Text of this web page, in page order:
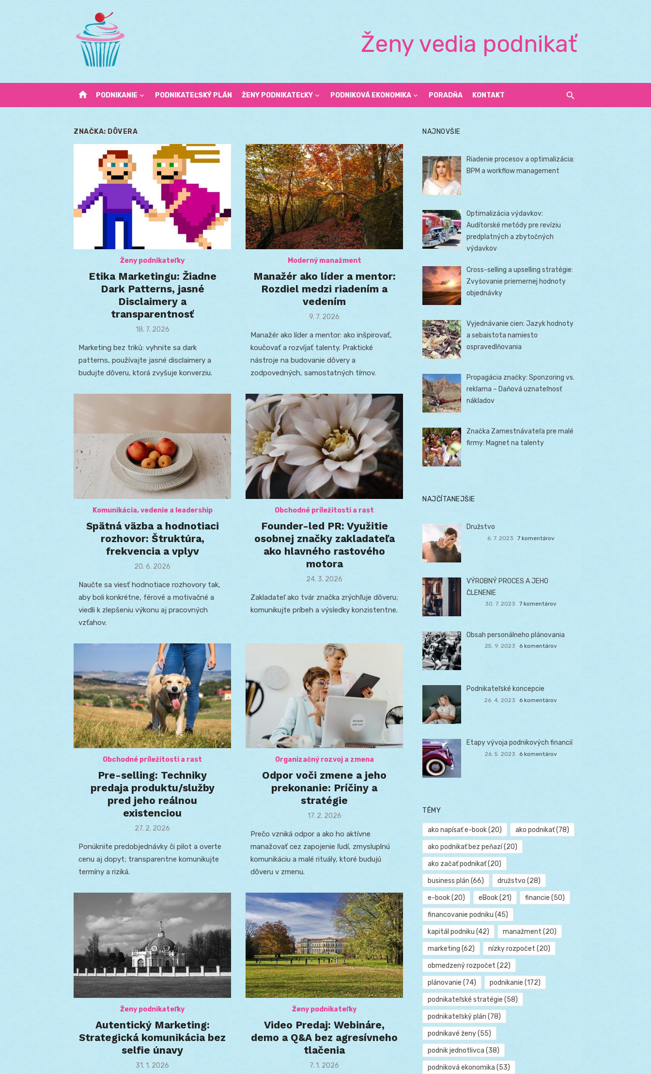
Ženy vedia podnikať
home PODNIKANIE PODNIKATEĽSKÝ PLÁN ŽENY PODNIKATEĽKY PODNIKOVÁ EKONOMIKA PORADŇA KONTAKT
ZNAČKA: DÔVERA
Ženy podnikateľky
Etika Marketingu: Žiadne
Dark Patterns, jasné
Disclaimery a
transparentnosť
Posted
18. 7. 2026
Marketing bez triků: vyhnite sa dark
patterns, používajte jasné disclaimery a
budujte dôveru, ktorá zvyšuje konverziu.
Moderný manažment
Manažér ako líder a mentor:
Rozdiel medzi riadením a
vedením
Posted
9. 7. 2026
Manažér ako líder a mentor: ako inšpirovať,
koučovať a rozvíjať talenty. Praktické
nástroje na budovanie dôvery a
zodpovedných, samostatných tímov.
Komunikácia, vedenie a leadership
Spätná väzba a hodnotiaci
rozhovor: Štruktúra,
frekvencia a vplyv
Posted
20. 6. 2026
Naučte sa viesť hodnotiace rozhovory tak,
aby boli konkrétne, férové a motivačné a
viedli k zlepšeniu výkonu aj pracovných
vzťahov.
Obchodné príležitosti a rast
Founder-led PR: Využitie
osobnej značky zakladateľa
ako hlavného rastového
motora
Posted
24. 3. 2026
Zakladateľ ako tvár značka zrýchľuje dôveru;
komunikujte príbeh a výsledky konzistentne.
Obchodné príležitosti a rast
Pre-selling: Techniky
predaja produktu/služby
pred jeho reálnou
existenciou
Posted
27. 2. 2026
Ponúknite predobjednávky či pilot a overte
cenu aj dopyt; transparentne komunikujte
termíny a riziká.
Organizačný rozvoj a zmena
Odpor voči zmene a jeho
prekonanie: Príčiny a
stratégie
Posted
17. 2. 2026
Prečo vzniká odpor a ako ho aktívne
manažovať cez zapojenie ľudí, zmysluplnú
komunikáciu a malé rituály, ktoré budujú
dôveru v zmenu.
Ženy podnikateľky
Autentický Marketing:
Strategická komunikácia bez
selfie únavy
Posted
31. 1. 2026
Ženy podnikateľky
Video Predaj: Webináre,
demo a Q&A bez agresívneho
tlačenia
Posted
7. 1. 2026
NAJNOVŠIE
Riadenie procesov a optimalizácia:
BPM a workflow management
Optimalizácia výdavkov:
Audítorské metódy pre revíziu
predplatných a zbytočných
výdavkov
Cross-selling a upselling stratégie:
Zvyšovanie priemernej hodnoty
objednávky
Vyjednávanie cien: Jazyk hodnoty
a sebaistota namiesto
ospravedlňovania
Propagácia značky: Sponzoring vs.
reklama – Daňová uznateľnosť
nákladov
Značka Zamestnávateľa pre malé
firmy: Magnet na talenty
NAJČÍTANEJŠIE
Družstvo
6. 7. 2023 7 komentárov
VÝROBNÝ PROCES A JEHO
ČLENENIE
30. 7. 2023 7 komentárov
Obsah personálneho plánovania
25. 9. 2023 6 komentárov
Podnikateľské koncepcie
26. 4. 2023 6 komentárov
Etapy vývoja podnikových financií
26. 5. 2023 6 komentárov
TÉMY
ako napísať e-book(20) ako podnikať(78)
ako podnikať bez peňazí(20)
ako začať podnikať(20)
business plán (66) družstvo (28)
e-book(20) eBook(21) financie (50)
financovanie podniku (45)
kapitál podniku (42) manažment (20)
marketing (62) nízky rozpočet (20)
obmedzený rozpočet (22)
plánovanie (74) podnikanie (172)
podnikateľské stratégie (58)
podnikateľský plán (78)
podnikavé ženy(55)
podnik jednotlivca (38)
podniková ekonomika (53)